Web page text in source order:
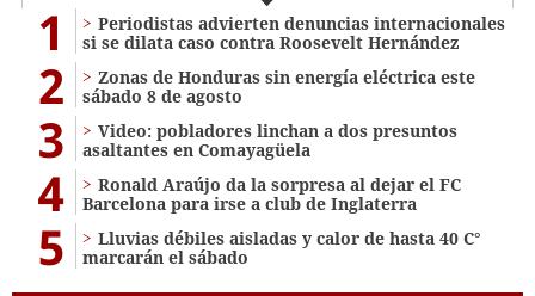
1
Periodistas advierten denuncias internacionales
si se dilata caso contra Roosevelt Hernández
2
Zonas de Honduras sin energía eléctrica este
sábado 8 de agosto
3
Video: pobladores linchan a dos presuntos
asaltantes en Comayagüela
4
Ronald Araújo da la sorpresa al dejar el FC
Barcelona para irse a club de Inglaterra
5
Lluvias débiles aisladas y calor de hasta 40 C°
marcarán el sábado